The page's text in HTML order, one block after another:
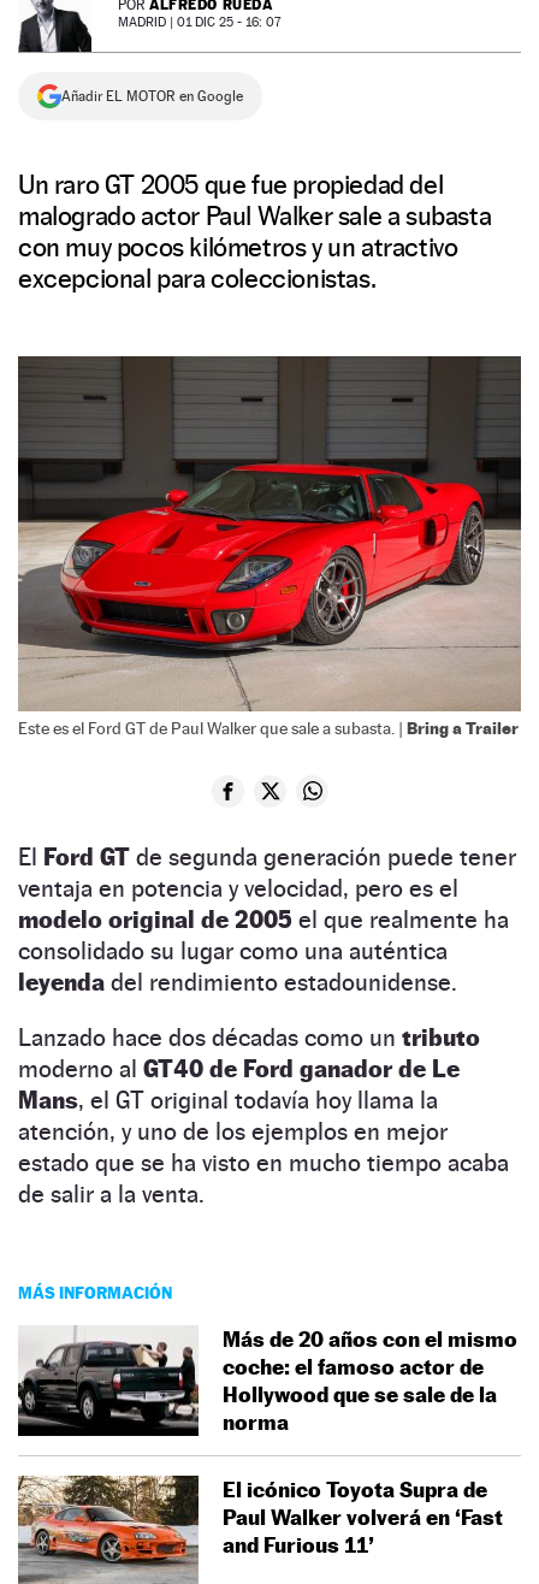
NEWSLETTER
SÍGUENOS
POR ALFREDO RUEDA
MADRID | 01 DIC 25 - 16: 07
Añadir EL MOTOR en Google
Un raro GT 2005 que fue propiedad del
malogrado actor Paul Walker sale a subasta
con muy pocos kilómetros y un atractivo
excepcional para coleccionistas.
Este es el Ford GT de Paul Walker que sale a subasta. | Bring a Trailer
El Ford GT de segunda generación puede tener
ventaja en potencia y velocidad, pero es el
modelo original de 2005 el que realmente ha
consolidado su lugar como una auténtica
leyenda del rendimiento estadounidense.
Lanzado hace dos décadas como un tributo
moderno al GT40 de Ford ganador de Le
Mans, el GT original todavía hoy llama la
atención, y uno de los ejemplos en mejor
estado que se ha visto en mucho tiempo acaba
de salir a la venta.
MÁS INFORMACIÓN
Más de 20 años con el mismo
coche: el famoso actor de
Hollywood que se sale de la
norma
El icónico Toyota Supra de
Paul Walker volverá en ‘Fast
and Furious 11’